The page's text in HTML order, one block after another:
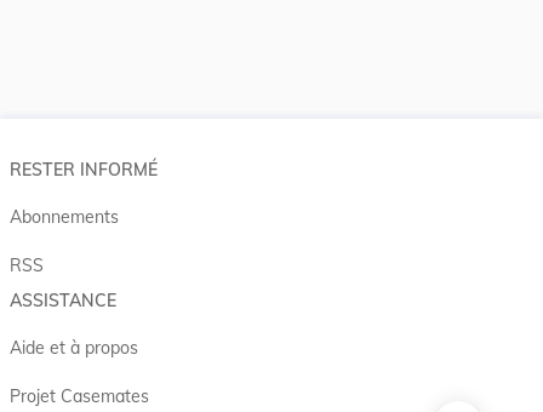
RESTER INFORMÉ
Abonnements
RSS
ASSISTANCE
Aide et à propos
Projet Casemates